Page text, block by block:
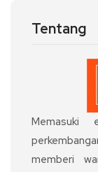
Tentang
memberi